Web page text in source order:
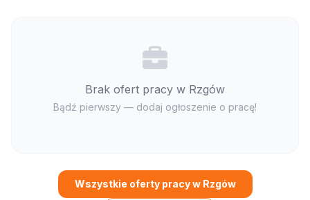
Brak ofert pracy w Rzgów
Bądź pierwszy — dodaj ogłoszenie o pracę!
Wszystkie oferty pracy w Rzgów